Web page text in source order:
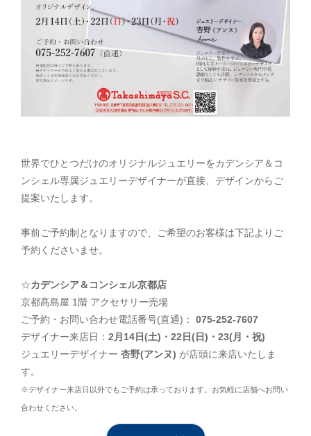
世界でひとつだけのオリジナルジュエリーをカデンシア＆コ
ンシェル専属ジュエリーデザイナーが直接、デザインからご
提案いたします。
事前ご予約制となりますので、ご希望のお客様は下記よりご
予約くださいませ。
☆カデンシア＆コンシェル京都店
京都髙島屋 1階 アクセサリー売場
ご予約・お問い合わせ電話番号(直通)： 075-252-7607
デザイナー来店日： 2月14日(土)・22日(日)・23(月・祝)
ジュエリーデザイナー 杏野(アンヌ) が店頭に来店いたしま
す。
※デザイナー来店日以外でもご予約は承っております。お気軽に店舗へお問い
合わせください。